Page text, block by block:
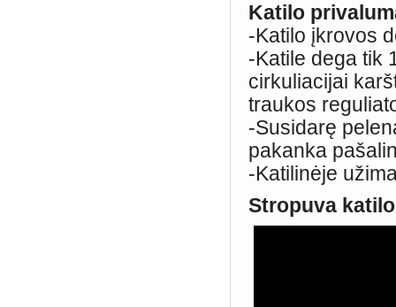
Katilo
-Katilo įkrovos
-Katile dega tik
cirkuliacijai
traukos
-Susidarę
pakanka
-Katilinėje
Stropuva